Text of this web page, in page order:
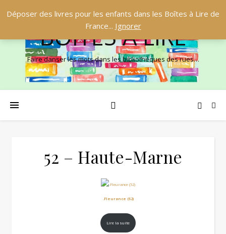
Déposer des livres pour les enfants dans les Boîtes à Lire de
France... Ignorer
BOÎTES À LIRE
Faire danser les mots dans les bibliothèques des rues…
52 – Haute-Marne
.Fleurance (52)
Lire la suite